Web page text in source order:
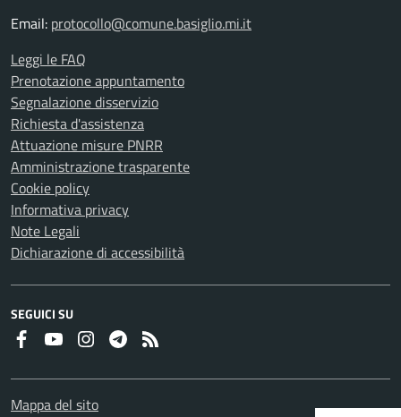
Email: protocollo@comune.basiglio.mi.it
Leggi le FAQ
Prenotazione appuntamento
Segnalazione disservizio
Richiesta d'assistenza
Attuazione misure PNRR
Amministrazione trasparente
Cookie policy
Informativa privacy
Note Legali
Dichiarazione di accessibilità
SEGUICI SU
FaceboookYoutubeInstagramTelegram
Mappa del sito